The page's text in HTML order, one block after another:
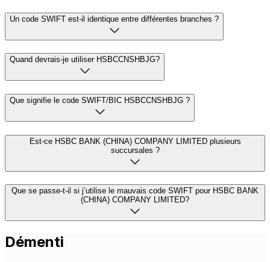
Un code SWIFT est-il identique entre différentes branches ?
Quand devrais-je utiliser HSBCCNSHBJG?
Que signifie le code SWIFT/BIC HSBCCNSHBJG ?
Est-ce HSBC BANK (CHINA) COMPANY LIMITED plusieurs
succursales ?
Que se passe-t-il si j’utilise le mauvais code SWIFT pour HSBC BANK
(CHINA) COMPANY LIMITED?
Démenti